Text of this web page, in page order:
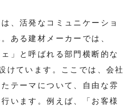
、活発なコミュニケーショ
ある建材メーカーでは、
ェ」と呼ばれる部門横断的な
けています。ここでは、会社
テーマについて、自由な雰
います。例えば、「お客様